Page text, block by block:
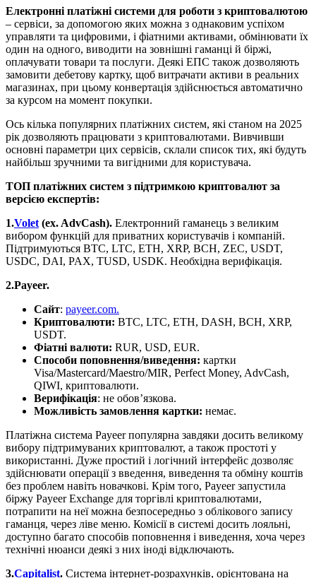
Електронні платіжні системи для роботи з криптовалютою
– сервіси, за допомогою яких можна з однаковим успіхом
управляти та цифровими, і фіатними активами, обмінювати їх
один на одного, виводити на зовнішні гаманці й біржі,
оплачувати товари та послуги. Деякі ЕПС також дозволяють
замовити дебетову картку, щоб витрачати активи в реальних
магазинах, при цьому конвертація здійснюється автоматично
за курсом на момент покупки.
Ось кілька популярних платіжних систем, які станом на 2025
рік дозволяють працювати з криптовалютами. Вивчивши
основні параметри цих сервісів, склали список тих, які будуть
найбільш зручними та вигідними для користувача.
ТОП платіжних систем з підтримкою криптовалют за
версією експертів:
1.Volet (ex. AdvCash). Електронний гаманець з великим
вибором функцій для приватних користувачів і компаній.
Підтримуються BTC, LTC, ETH, XRP, BCH, ZEC, USDT,
USDC, DAI, PAX, TUSD, USDK. Необхідна верифікація.
2.Payeer.
Сайт: payeer.com.
Криптовалюти: BTC, LTC, ETH, DASH, BCH, XRP,
USDT.
Фіатні валюти: RUR, USD, EUR.
Способи поповнення/виведення: картки
Visa/Mastercard/Maestro/MIR, Perfect Money, AdvCash,
QIWI, криптовалюти.
Верифікація: не обов’язкова.
Можливість замовлення картки: немає.
Платіжна система Payeer популярна завдяки досить великому
вибору підтримуваних криптовалют, а також простоті у
використанні. Дуже простий і логічний інтерфейс дозволяє
здійснювати операції з введення, виведення та обміну коштів
без проблем навіть новачкові. Крім того, Payeer запустила
біржу Payeer Exchange для торгівлі криптовалютами,
потрапити на неї можна безпосередньо з облікового запису
гаманця, через ліве меню. Комісії в системі досить лояльні,
доступно багато способів поповнення і виведення, хоча через
технічні нюанси деякі з них іноді відключають.
3.Capitalist. Система інтернет-розрахунків, орієнтована на